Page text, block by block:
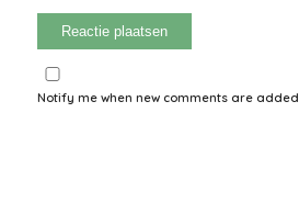
Notify me when new comments are added.